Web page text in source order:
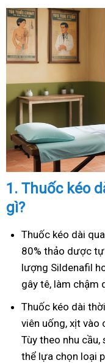
1. Thuốc kéo
gì?
Thuốc kéo dài
80% thảo dược tự
lượng Sildenafil
gây tê, làm chậm
Thuốc kéo dài
viên uống, xịt vào
Tùy theo nhu cầu,
thể lựa chọn loại